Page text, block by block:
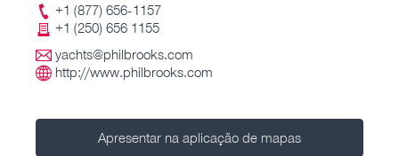
+1 (877) 656-1157
+1 (250) 656 1155
yachts@philbrooks.com
http://www.philbrooks.com
Apresentar na aplicação de mapas